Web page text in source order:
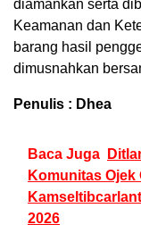
diamankan serta
Keamanan dan
barang hasil
dimusnahkan
Penulis : Dhea
Baca Juga
Komunitas Ojek
2026